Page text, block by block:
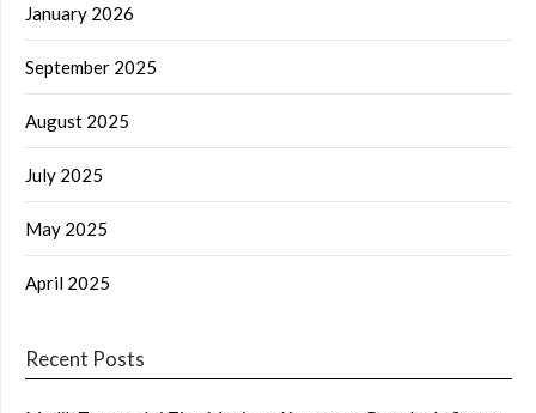
January 2026
September 2025
August 2025
July 2025
May 2025
April 2025
Recent Posts